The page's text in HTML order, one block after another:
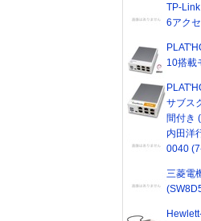
TP-
6アク
10搭載
サブス
間付き
内田洋
0040
三菱電